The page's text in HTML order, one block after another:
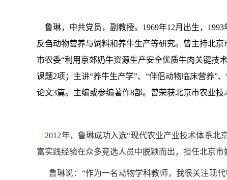
鲁琳，中共党员，副教授。 1969年12月出生， 1993
反刍动物营养与饲料和养牛生产等研究。曾主持北
市农委“利用京郊奶牛资源生产安全优质牛肉关键技
课题2项；主讲“养牛生产学”、“伴侣动物临床营养”
论文3篇。主编或参编著作8部。曾荣获北京市农业技
2012年，鲁琳成功入选“现代农业产业技术体系北
富实践经验在众多竞选人员中脱颖而出，担任北京
鲁琳说：“作为一名动物学科教师，我很关注现